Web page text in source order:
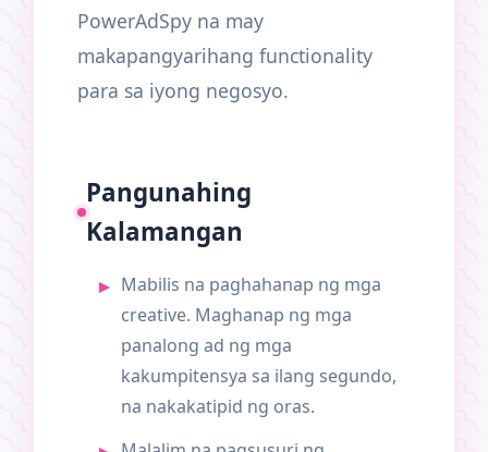
PowerAdSpy na may
makapangyarihang functionality
para sa iyong negosyo.
Pangunahing
Kalamangan
Mabilis na paghahanap ng mga
creative. Maghanap ng mga
panalong ad ng mga
kakumpitensya sa ilang segundo,
na nakakatipid ng oras.